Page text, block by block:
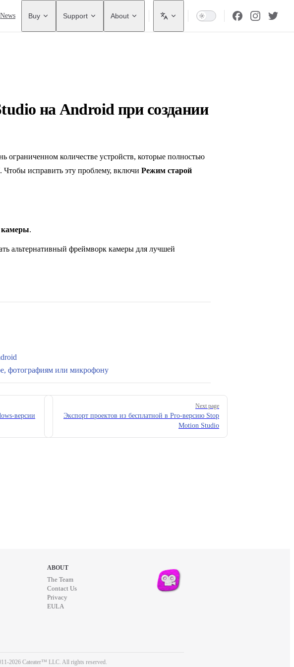
News Buy Support About
на Android при создании
ограниченном количестве устройств, которые полностью
. Чтобы исправить эту проблему, включи Режим старой
камеры.
альтернативный фреймворк камеры для лучшей
фотографиям или микрофону
версии
Next page
Экспорт проектов из бесплатной в Pro-версию Stop
Motion Studio
ABOUT
The Team
Contact Us
Privacy
EULA
2026 Cateater™ LLC. All rights reserved.